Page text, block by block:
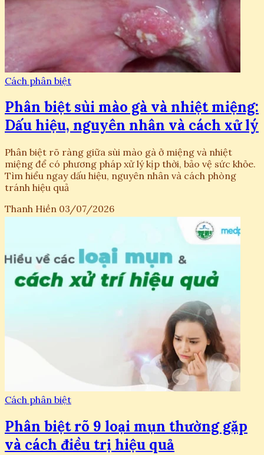
Cách phân biệt
Phân biệt sùi mào gà và nhiệt miệng:
Dấu hiệu, nguyên nhân và cách xử lý
Phân biệt rõ ràng giữa sùi mào gà ở miệng và nhiệt
miệng để có phương pháp xử lý kịp thời, bảo vệ sức khỏe.
Tìm hiểu ngay dấu hiệu, nguyên nhân và cách phòng
tránh hiệu quả
Thanh Hiền 03/07/2026
Cách phân biệt
Phân biệt rõ 9 loại mụn thường gặp
và cách điều trị hiệu quả